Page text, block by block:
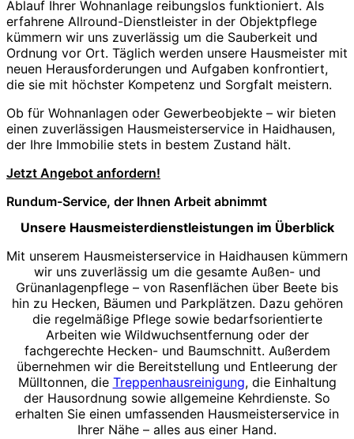
Ablauf Ihrer Wohnanlage reibungslos funktioniert. Als
erfahrene Allround-Dienstleister in der Objektpflege
kümmern wir uns zuverlässig um die Sauberkeit und
Ordnung vor Ort. Täglich werden unsere Hausmeister mit
neuen Herausforderungen und Aufgaben konfrontiert,
die sie mit höchster Kompetenz und Sorgfalt meistern.
Ob für Wohnanlagen oder Gewerbeobjekte – wir bieten
einen zuverlässigen Hausmeisterservice in Haidhausen,
der Ihre Immobilie stets in bestem Zustand hält.
Jetzt Angebot anfordern!
Rundum-Service, der Ihnen Arbeit abnimmt
Unsere Hausmeisterdienstleistungen im Überblick
Mit unserem Hausmeisterservice in Haidhausen kümmern
wir uns zuverlässig um die gesamte Außen- und
Grünanlagenpflege – von Rasenflächen über Beete bis
hin zu Hecken, Bäumen und Parkplätzen. Dazu gehören
die regelmäßige Pflege sowie bedarfsorientierte
Arbeiten wie Wildwuchsentfernung oder der
fachgerechte Hecken- und Baumschnitt. Außerdem
übernehmen wir die Bereitstellung und Entleerung der
Mülltonnen, die Treppenhausreinigung, die Einhaltung
der Hausordnung sowie allgemeine Kehrdienste. So
erhalten Sie einen umfassenden Hausmeisterservice in
Ihrer Nähe – alles aus einer Hand.